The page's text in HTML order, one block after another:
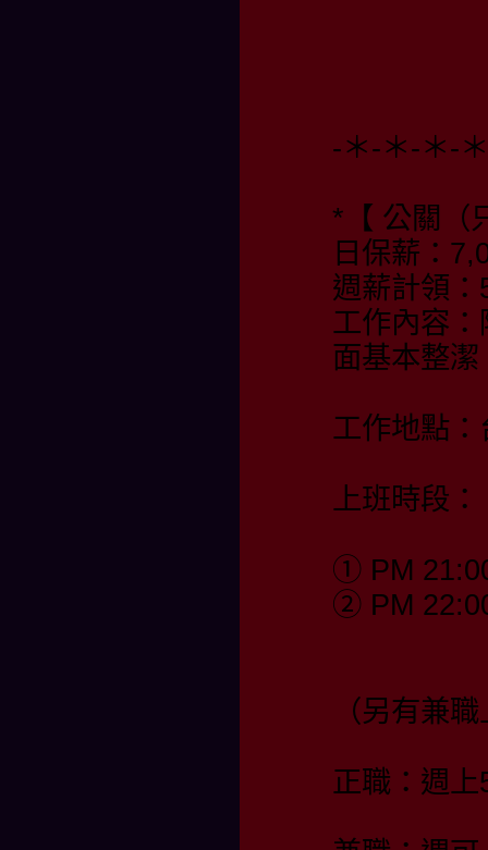
-＊-＊-＊-
*【 公關（
日保薪：
週薪計領
工作內容
面基本整潔
工作地點
上班時段：
① PM
② PM
（另有兼
正職：週